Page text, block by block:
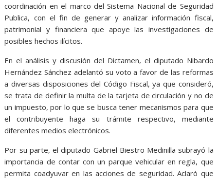
coordinación en el marco del Sistema Nacional de Seguridad
Publica, con el fin de generar y analizar información fiscal,
patrimonial y financiera que apoye las investigaciones de
posibles hechos ilícitos.
En el análisis y discusión del Dictamen, el diputado Nibardo
Hernández Sánchez adelantó su voto a favor de las reformas
a diversas disposiciones del Código Fiscal, ya que consideró,
se trata de definir la multa de la tarjeta de circulación y no de
un impuesto, por lo que se busca tener mecanismos para que
el contribuyente haga su trámite respectivo, mediante
diferentes medios electrónicos.
Por su parte, el diputado Gabriel Biestro Medinilla subrayó la
importancia de contar con un parque vehicular en regla, que
permita coadyuvar en las acciones de seguridad. Aclaró que